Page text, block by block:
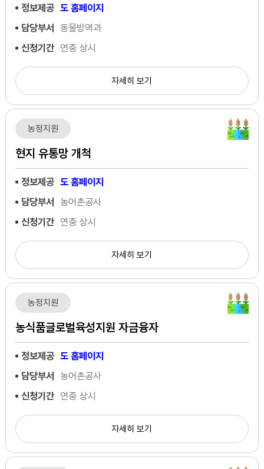
정보제공 도 홈페이지
담당부서
동물방역과
신청기간 연중 상시
자세히 보기
농정지원
현지 유통망 개척
정보제공 도 홈페이지
담당부서
농어촌공사
신청기간 연중 상시
자세히 보기
농정지원
농식품글로벌육성지원 자금융자
정보제공 도 홈페이지
담당부서
농어촌공사
신청기간 연중 상시
자세히 보기